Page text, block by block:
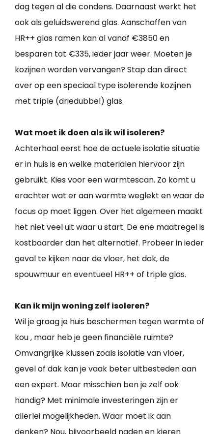
dag tegen al die condens. Daarnaast werkt het
ook als geluidswerend glas. Aanschaffen van
HR++ glas ramen kan al vanaf €3850 en
besparen tot €335, ieder jaar weer. Moeten je
kozijnen worden vervangen? Stap dan direct
over op een speciaal type isolerende kozijnen
met triple (driedubbel) glas.
Wat moet ik doen als ik wil isoleren?
Achterhaal eerst hoe de actuele isolatie situatie
er in huis is en welke materialen hiervoor zijn
gebruikt. Kies voor een warmtescan. Zo komt u
erachter wat er aan warmte weglekt en waar de
focus op moet liggen. Over het algemeen maakt
het niet veel uit waar u start. De ene maatregel is
kostbaarder dan het alternatief. Probeer in ieder
geval te kijken naar de vloer, het dak, de
spouwmuur en eventueel HR++ of triple glas.
Kan ik mijn woning zelf isoleren?
Wil je graag je huis beschermen tegen warmte of
kou , maar heb je geen financiële ruimte?
Omvangrijke klussen zoals isolatie van vloer,
gevel of dak kan je vaak beter uitbesteden aan
een expert. Maar misschien ben je zelf ook
handig? Met minimale investeringen zijn er
allerlei mogelijkheden. Waar moet ik aan
denken? Nou, bijvoorbeeld naden en kieren